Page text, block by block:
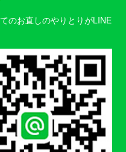
のお直しのやりとりがLINE